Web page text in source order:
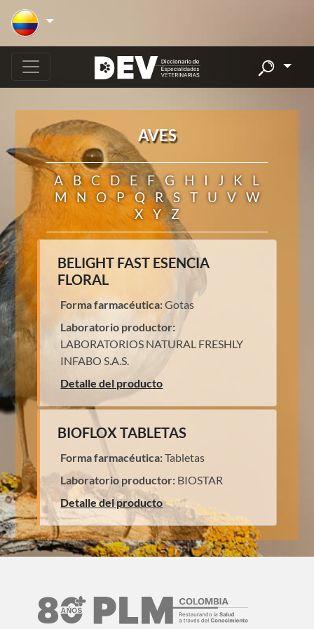
AVES
A B C D E F G H I J K
L
M
N O P Q R S T U V
W
X
Y Z
BELIGHT FAST ESENCIA
FLORAL
Forma farmacéutica:Gotas
Laboratorio productor:
LABORATORIOS NATURAL FRESHLY
INFABO S.A.S.
Detalle del producto
BIOFLOX TABLETAS
Forma farmacéutica:Tabletas
Laboratorio productor: BIOSTAR
Detalle del producto